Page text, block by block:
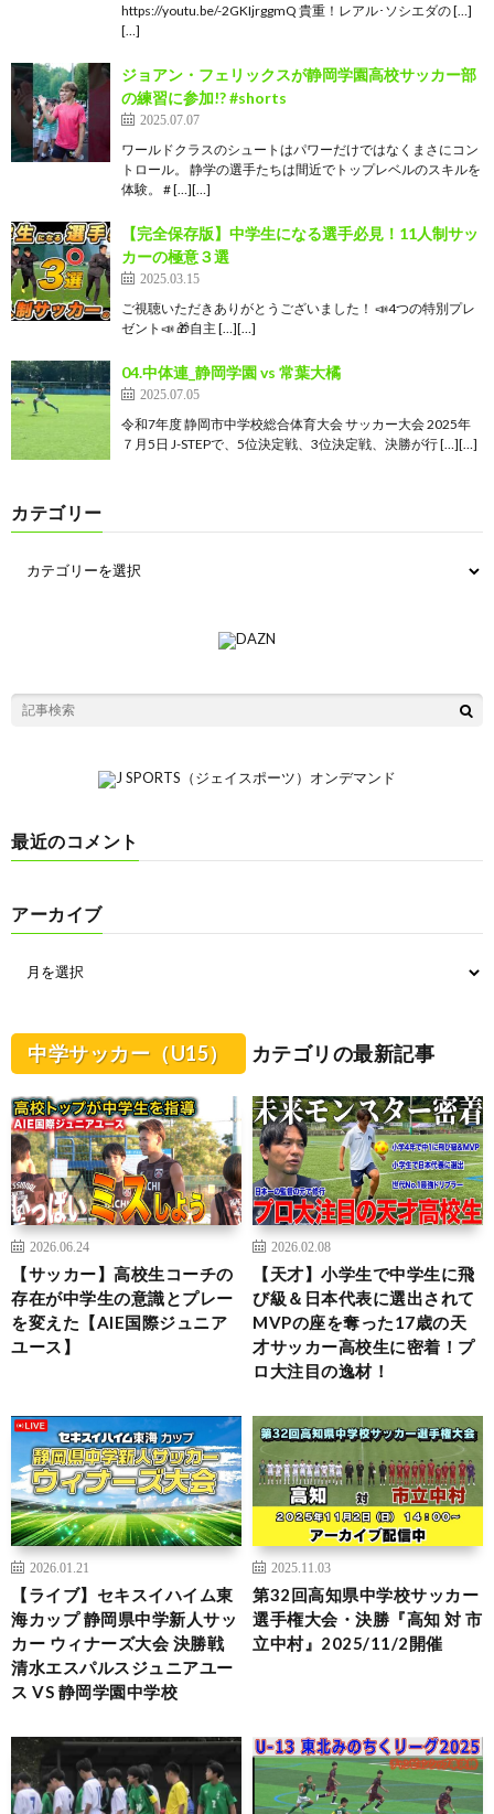
https://youtu.be/-2GKIjrggmQ 貴重！レアル･ソシエダの […]
[…]
ジョアン・フェリックスが静岡学園高校サッカー部
の練習に参加!? #shorts
2025.07.07
ワールドクラスのシュートはパワーだけではなくまさにコン
トロール。 静学の選手たちは間近でトップレベルのスキルを
体験。 # […][…]
【完全保存版】中学生になる選手必見！11人制サッ
カーの極意３選
2025.03.15
ご視聴いただきありがとうございました！ 📣4つの特別プレ
ゼント📣 🎁自主 […][…]
04.中体連_静岡学園 vs 常葉大橘
2025.07.05
令和7年度 静岡市中学校総合体育大会 サッカー大会 2025年
７月5日 J-STEPで、5位決定戦、3位決定戦、決勝が行 […][…]
カテゴリー
最近のコメント
アーカイブ
中学サッカー（U15） カテゴリの最新記事
2026.06.24
【サッカー】高校生コーチの
存在が中学生の意識とプレー
を変えた【AIE国際ジュニア
ユース】
2026.02.08
【天才】小学生で中学生に飛
び級＆日本代表に選出されて
MVPの座を奪った17歳の天
才サッカー高校生に密着！プ
ロ大注目の逸材！
2026.01.21
【ライブ】セキスイハイム東
海カップ 静岡県中学新人サッ
カー ウィナーズ大会 決勝戦
清水エスパルスジュニアユー
ス VS 静岡学園中学校
2025.11.03
第32回高知県中学校サッカー
選手権大会・決勝『高知 対 市
立中村』2025/11/2開催